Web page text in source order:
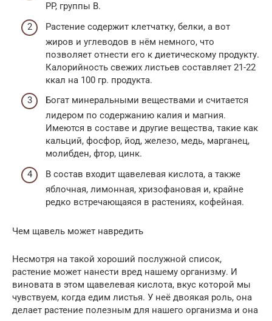
PP, группы B.
Растение содержит клетчатку, белки, а вот
жиров и углеводов в нём немного, что
позволяет отнести его к диетическому продукту.
Калорийность свежих листьев составляет 21-22
ккал на 100 гр. продукта.
Богат минеральными веществами и считается
лидером по содержанию калия и магния.
Имеются в составе и другие вещества, такие как
кальций, фосфор, йод, железо, медь, марганец,
молибден, фтор, цинк.
В состав входит щавелевая кислота, а также
яблочная, лимонная, хризофановая и, крайне
редко встречающаяся в растениях, кофейная.
Чем щавель может навредить
Несмотря на такой хороший послужной список,
растение может нанести вред нашему организму. И
виновата в этом щавелевая кислота, вкус которой мы
чувствуем, когда едим листья. У неё двоякая роль, она
делает растение полезным для нашего организма и она